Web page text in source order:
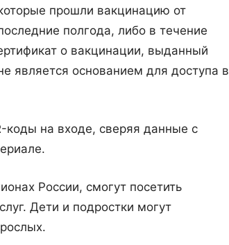
прошли вакцинацию от
полгода, либо в течение
о вакцинации, выданный
является основанием для доступа в
коды на входе, сверяя данные с
России, смогут посетить
Дети и подростки могут